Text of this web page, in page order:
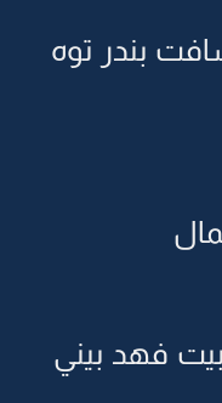
بندر توه
بيت فهد بيني